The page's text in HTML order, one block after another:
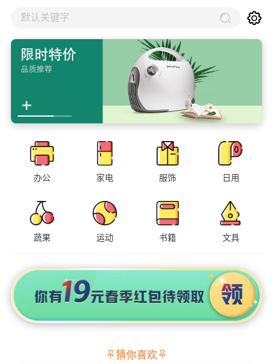
默认关键字
办公 家电 服饰 日用
蔬果 运动 书籍 文具
猜你喜欢